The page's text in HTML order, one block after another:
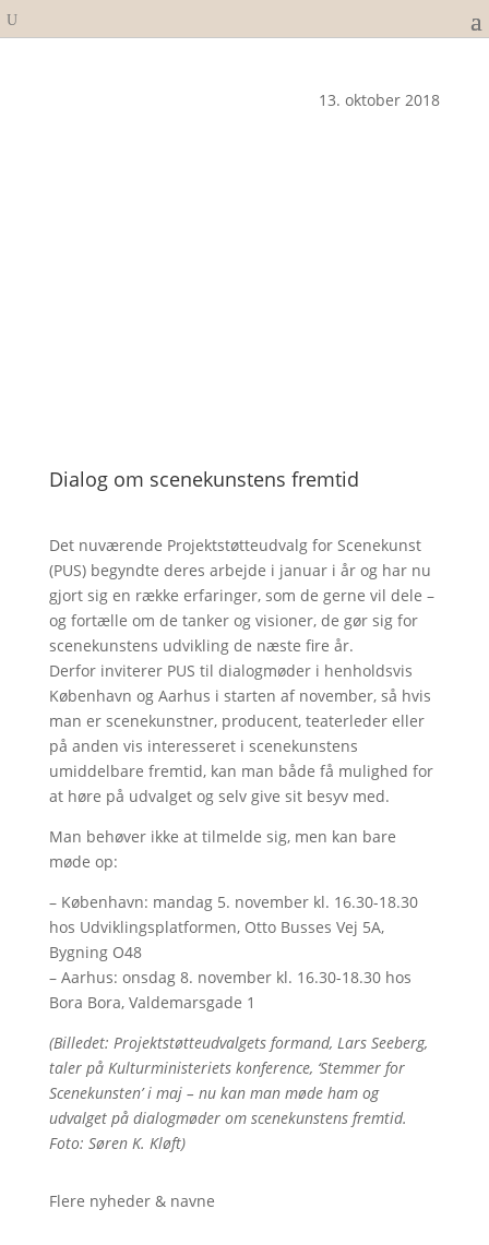
13. oktober 2018
Dialog om scenekunstens fremtid
Det nuværende Projektstøtteudvalg for Scenekunst
(PUS) begyndte deres arbejde i januar i år og har nu
gjort sig en række erfaringer, som de gerne vil dele –
og fortælle om de tanker og visioner, de gør sig for
scenekunstens udvikling de næste fire år.
Derfor inviterer PUS til dialogmøder i henholdsvis
København og Aarhus i starten af november, så hvis
man er scenekunstner, producent, teaterleder eller
på anden vis interesseret i scenekunstens
umiddelbare fremtid, kan man både få mulighed for
at høre på udvalget og selv give sit besyv med.
Man behøver ikke at tilmelde sig, men kan bare
møde op:
– København: mandag 5. november kl. 16.30-18.30
hos Udviklingsplatformen, Otto Busses Vej 5A,
Bygning O48
– Aarhus: onsdag 8. november kl. 16.30-18.30 hos
Bora Bora, Valdemarsgade 1
(Billedet: Projektstøtteudvalgets formand, Lars Seeberg,
taler på Kulturministeriets konference, ‘Stemmer for
Scenekunsten’ i maj – nu kan man møde ham og
udvalget på dialogmøder om scenekunstens fremtid.
Foto: Søren K. Kløft)
Flere nyheder & navne